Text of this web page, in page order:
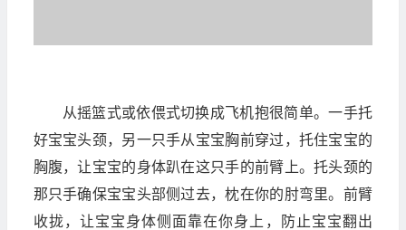
从摇篮式或依偎式切换成飞机抱很简单。一手托
好宝宝头颈，另一只手从宝宝胸前穿过，托住宝宝的
胸腹，让宝宝的身体趴在这只手的前臂上。托头颈的
那只手确保宝宝头部侧过去，枕在你的肘弯里。前臂
收拢，让宝宝身体侧面靠在你身上，防止宝宝翻出